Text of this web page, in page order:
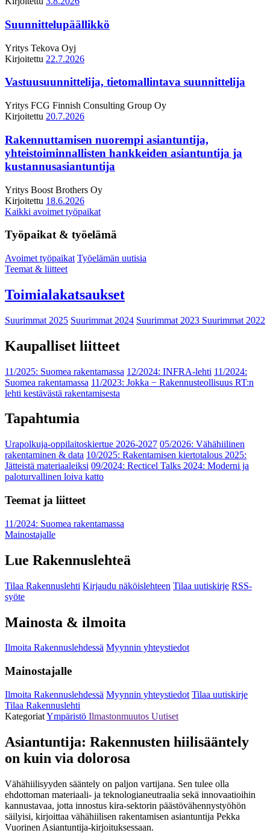
Suunnittelupäällikkö
Yritys Tekova Oyj
Kirjoitettu 22.7.2026
Vastuusuunnittelija, tietomallintava suunnittelija
Yritys FCG Finnish Consulting Group Oy
Kirjoitettu 20.7.2026
Rakennuttamisen nuorempi asiantuntija,
yhteistoiminnallisten hankkeiden asiantuntija ja
kustannusasiantuntija
Yritys Boost Brothers Oy
Kirjoitettu 18.6.2026
Kaikki avoimet työpaikat
Työpaikat & työelämä
Avoimet työpaikat Työelämän uutisia
Teemat & liitteet
Toimialakatsaukset
Suurimmat 2025 Suurimmat 2024 Suurimmat 2023 Suurimmat 2022
Kaupalliset liitteet
11/2025: Suomea rakentamassa 12/2024: INFRA-lehti 11/2024:
Suomea rakentamassa 11/2023: Jokka − Rakennusteollisuus RT:n
lehti kestävästä rakentamisesta
Tapahtumia
Urapolkuja-oppilaitoskiertue 2026-2027 05/2026: Vähähiilinen
rakentaminen & data 10/2025: Rakentamisen kiertotalous 2025:
Jätteistä materiaaleiksi 09/2024: Recticel Talks 2024: Moderni ja
paloturvallinen loiva katto
Teemat ja liitteet
11/2024: Suomea rakentamassa
Mainostajalle
Lue Rakennuslehteä
Tilaa Rakennuslehti Kirjaudu näköislehteen Tilaa uutiskirje RSS-
syöte
Mainosta & ilmoita
Ilmoita Rakennuslehdessä Myynnin yhteystiedot
Mainostajalle
Ilmoita Rakennuslehdessä Myynnin yhteystiedot Tilaa uutiskirje
Tilaa Rakennuslehti
KategoriatYmpäristö Ilmastonmuutos Uutiset
Asiantuntija: Rakennusten hiilisääntely
on kuin via dolorosa
Vähähiilisyyden sääntely on paljon vartijana. Sen tulee olla
ehdottoman materiaali- ja teknologianeutraalia sekä innovaatioihin
kannustavaa, jotta innostus kira-sektorin päästövähennystyöhön
säilyisi, kirjoittaa vähähiilisen rakentamisen asiantuntija Pekka
Vuorinen Asiantuntija-kirjoituksessaan.